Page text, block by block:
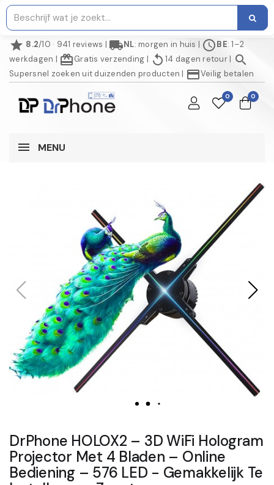
star 8.2/10 · 941 reviews | local_shippingNL: morgen in huis | scheduleBE: 1–2
werkdagen | redeemGratis verzending | replay 14 dagen retour| search
Supersnel zoeken uit duizenden producten | credit_cardVeilig betalen
0 0
MENU
DrPhone HOLOX2 – 3D WiFi Hologram
Projector Met 4 Bladen – Online
Bediening – 576 LED - Gemakkelijk Te